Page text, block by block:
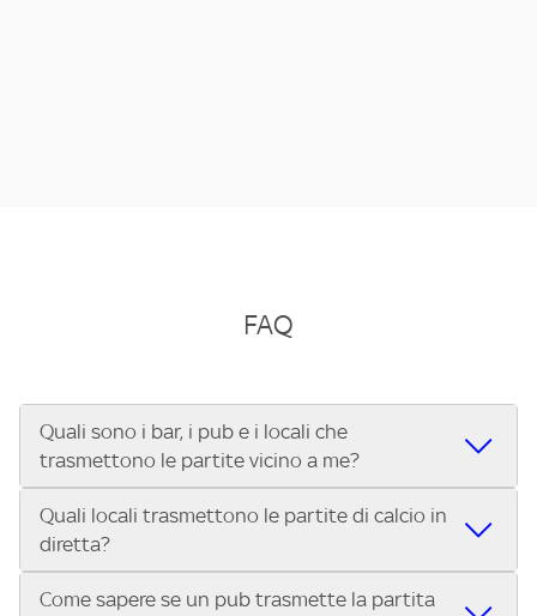
FAQ
Quali sono i bar, i pub e i locali che
trasmettono le partite vicino a me?
Se cerchi un bar, pub, ristorante o locale vicino a te per
vedere le partite di Serie A ENILIVE, la Serie C Sky Wifi, la
UEFA Champions League, la UEFA Europa League, la UEFA
Conference League, il Tennis, la Formula 1®, la MotoGP™ e
Quali locali trasmettono le partite di calcio in
diretta?
Vuoi sapere quali bar, pub o ristoranti mostrano le partite
Come sapere se un pub trasmette la partita